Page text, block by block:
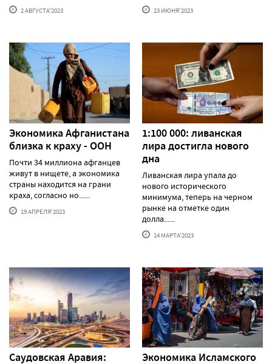
2 АВГУСТА'2023 23 ИЮНЯ'2023
Экономика Афганистана
близка к краху - ООН
Почти 34 миллиона афганцев
живут в нищете, а экономика
страны находится на грани
краха, согласно но......
19 АПРЕЛЯ'2023
1:100 000: ливанская
лира достигла нового
дна
Ливанская лира упала до
нового исторического
минимума, теперь на черном
рынке на отметке один
долла......
14 МАРТА'2023
Саудовская Аравия:
Экономика Исламского